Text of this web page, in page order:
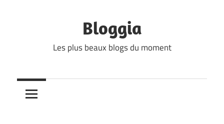
Bloggia
Les plus beaux blogs du moment